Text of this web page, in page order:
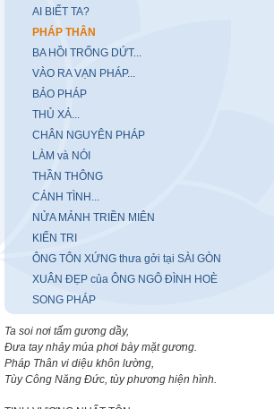
AI BIẾT TA?
PHÁP THÂN
BA HỒI TRỐNG DỨT...
VÀO RA VẠN PHÁP...
BẢO PHÁP
THỦ XẢ...
CHÂN NGUYÊN PHÁP
LÀM và NÓI
THẦN THÔNG
CẢNH TÌNH...
NỬA MẢNH TRIỀN MIÊN
KIẾN TRI
ÔNG TÔN XỨNG thưa gởi tại SÀI GÒN
XUÂN ĐẸP của ÔNG NGÔ ĐÌNH HOÈ
SONG PHÁP
Ta soi nơi tấm gương dầy,
Đưa tay nhảy múa phơi bày mặt gương.
Pháp Thân vi diệu khôn lường,
Tùy Công Năng Đức, tùy phương hiện hình.